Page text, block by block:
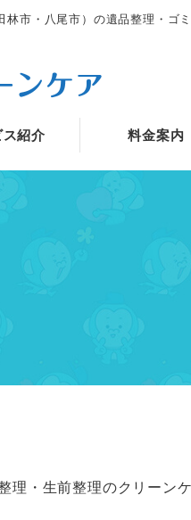
市・八尾市）の遺品整理・ゴ
紹介 料金案内
理・生前整理のクリーン